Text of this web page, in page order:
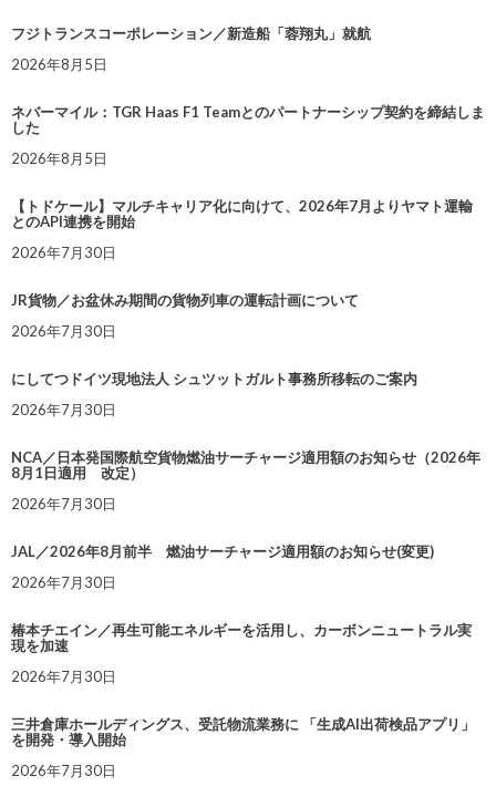
フジトランスコーポレーション／新造船「蓉翔丸」就航
2026年8月5日
ネバーマイル：TGR Haas F1 Teamとのパートナーシップ契約を締結しま
した
2026年8月5日
【トドケール】マルチキャリア化に向けて、2026年7月よりヤマト運輸
とのAPI連携を開始
2026年7月30日
JR貨物／お盆休み期間の貨物列車の運転計画について
2026年7月30日
にしてつドイツ現地法人 シュツットガルト事務所移転のご案内
2026年7月30日
NCA／日本発国際航空貨物燃油サーチャージ適用額のお知らせ（2026年
8月1日適用 改定）
2026年7月30日
JAL／2026年8月前半 燃油サーチャージ適用額のお知らせ(変更)
2026年7月30日
椿本チエイン／再生可能エネルギーを活用し、カーボンニュートラル実
現を加速
2026年7月30日
三井倉庫ホールディングス、受託物流業務に 「生成AI出荷検品アプリ」
を開発・導入開始
2026年7月30日